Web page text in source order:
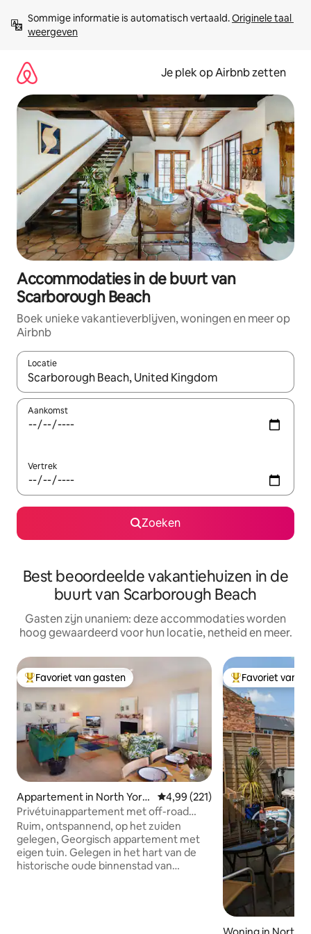
direct
naar
Sommige informatie is automatisch vertaald. Originele taal
weergeven
Je plek op Airbnb zetten
Accommodaties in de buurt van
Scarborough Beach
Boek unieke vakantieverblijven, woningen en meer op
Airbnb
Locatie
Wanneer er resultaten beschikbaar zijn, maak je een keuze
Aankomst
Vertrek
Zoeken
Best beoordeelde vakantiehuizen in de
buurt van Scarborough Beach
Gasten zijn unaniem: deze accommodaties worden
hoog gewaardeerd voor hun locatie, netheid en meer.
Topfavoriet van gasten
Favoriet van gasten
Appartement in North York
shire
Gemiddelde beoordeling van
4,99 (221)
Privétuinappartement met off-road
parkeergelegenheid.
Ruim, ontspannend, op het zuiden
gelegen, Georgisch appartement met
eigen tuin. Gelegen in het hart van de
historische oude binnenstad van
Topfavoriet van
Favoriet van